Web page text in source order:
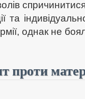
та
однак не
проти